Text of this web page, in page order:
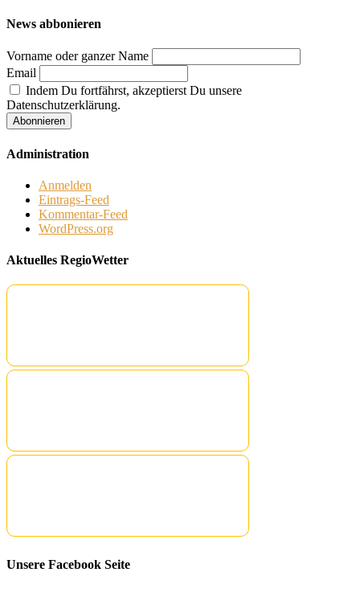
News abbonieren
Vorname oder ganzer Name
Email
Indem Du fortfährst, akzeptierst Du unsere
Datenschutzerklärung.
Administration
Anmelden
Eintrags-Feed
Kommentar-Feed
WordPress.org
Aktuelles RegioWetter
Unsere Facebook Seite